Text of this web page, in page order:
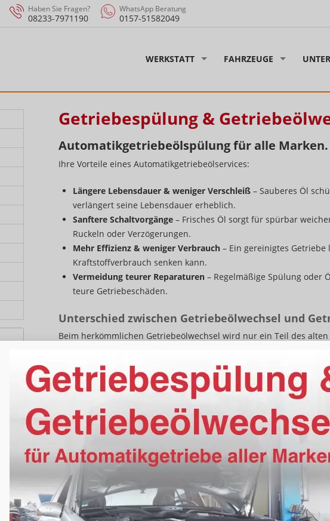
Haben Sie Fragen?
08233-7971190
WhatsApp Beratung
0157-51582049
WERKSTATT FAHRZEUGE
Getriebespülung &
Automatikgetriebeölspülung für alle Marken.
Ihre Vorteile eines Automatikgetriebeölservices:
Längere Lebensdauer & weniger Verschleiß– Sauberes Öl
verlängert seine Lebensdauer erheblich.
Sanftere Schaltvorgänge– Frisches Öl sorgt für spürbar
Ruckeln oder Verzögerungen.
Mehr Effizienz & weniger Verbrauch– Ein gereinigtes Getriebe
Kraftstoffverbrauch senken kann.
Vermeidung teurer Reparaturen– Regelmäßige Spülung oder
teure Getriebeschäden.
Unterschied zwischen Getriebeölwechsel und
Beim herkömmlichen Getriebeölwechsel wird nur ein Teil des
ersetzt. Dabei verbleiben jedoch oft Rückstände und
Die Getriebespülung hingegen ist eine gründliche Reinigung des
Spülgerät wird das alte Öl vollständig entfernt, inklusive aller
Anschließend wird frisches Öl eingefüllt, was für eine optimale
Anzeichen für eine notwendige Getriebeölspülung
Ein Automatikgetriebe sollte immer sanft und präzise schalten.
Symptome bemerkst, ist es Zeit für eine Getriebeölspülung:
Verzögerte oder ruckartige Schaltvorgänge
Erhöhte Drehzahlen ohne spürbare Beschleunigung („Schlupf“)
Vibrationen oder ungewöhnliche Geräusche beim Schalten